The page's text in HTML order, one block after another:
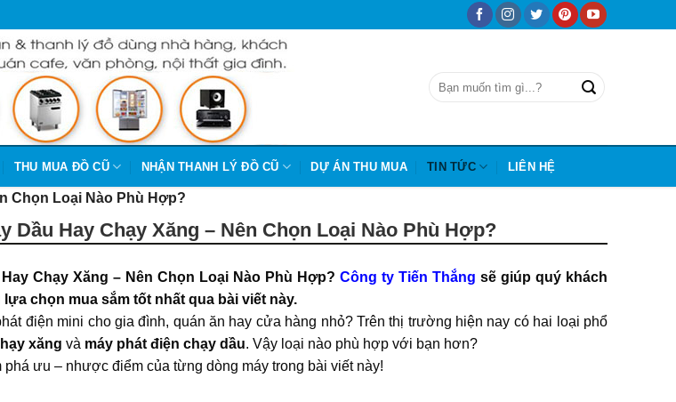
THU MUA ĐỒ CŨ NHẬN THANH LÝ ĐỒ CŨ DỰ ÁN THU MUA TIN TỨC LIÊN HỆ
Chọn Loại Nào Phù Hợp?
Dầu Hay Chạy Xăng – Nên Chọn Loại Nào Phù Hợp?
Chạy Xăng – Nên Chọn Loại Nào Phù Hợp?Công ty Tiến Thắng sẽ giúp quý khách
chọn mua sắm tốt nhất qua bài viết này.
điện mini cho gia đình, quán ăn hay cửa hàng nhỏ? Trên thị trường hiện nay có hai loại phổ
xăng và máy phát điện chạy dầu. Vậy loại nào phù hợp với bạn hơn?
phá ưu – nhược điểm của từng dòng máy trong bài viết này!